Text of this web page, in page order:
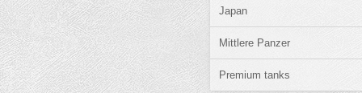
Japan
Mittlere Panzer
Premium tanks